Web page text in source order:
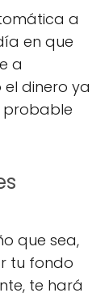
a
en que
a
dinero ya
probable
que sea,
tu fondo
te hará